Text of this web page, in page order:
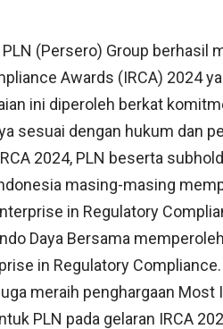
PLN (Persero) Group
Awards (IRCA) 2024
ini diperoleh berkat
sesuai dengan hukum dan
2024, PLN beserta
masing-masing
in Regulatory
Daya Bersama
in Regulatory Compliance.
meraih penghargaan
PLN pada gelaran IRCA